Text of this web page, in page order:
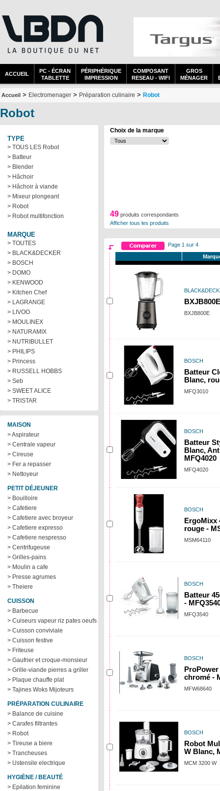
ACCUEIL
PC - ÉCRAN
TABLETTE
PÉRIPHÉRIQUE
IMPRESSION
COMPOSANT
RESEAU - WIFI
GROS
MÉNAGER
Accueil > Electromenager > Préparation culinaire > Robot
Robot
TYPE
> TOUS LES Robot
> Batteur
> Blender
> Hâchoir
> Hâchoir à viande
> Mixeur plongeant
> Robot
> Robot multifonction
MARQUE
> TOUTES
> BLACK&DECKER
> BOSCH
> DOMO
> KENWOOD
> Kitchen Chef
> LAGRANGE
> LIVOO
> MOULINEX
> NATURAMIX
> NUTRIBULLET
> PHILIPS
> Princess
> RUSSELL HOBBS
> Seb
> SWEET ALICE
> TRISTAR
MAISON
> Aspirateur
> Centrale vapeur
> Cireuse
> Fer a repasser
> Nettoyeur
PETIT DÉJEUNER
> Bouilloire
> Cafetiere
> Cafetiere avec broyeur
> Cafetiere expresso
> Cafetiere nespresso
> Centrifugeuse
> Grilles-pains
> Moulin a cafe
> Presse agrumes
> Theiere
CUISSON
> Barbecue
> Cuiseurs vapeur riz pates oeufs
> Cuisson conviviale
> Cuisson festive
> Friteuse
> Gaufrier et croque-monsieur
> Grille-viande pierres a griller
> Plaque chauffe plat
> Tajines Woks Mijoteurs
PRÉPARATION CULINAIRE
> Balance de cuisine
> Carafes filtrantes
> Robot
> Tireuse a biere
> Trancheuses
> Ustensile electrique
HYGIÈNE / BEAUTÉ
> Epilation feminine
Choix de la marque
49 produits correspondants
Afficher tous les produits
Page 1 sur 4
BXJB800E
BXJB800E
BOSCH
Batteur
Blanc,
MFQ3010
BOSCH
Batteur
Blanc,
MFQ4020
MFQ4020
BOSCH
ErgoMixx
rouge -
MSM64110
BOSCH
Batteur
-
MFQ3540
BOSCH
ProPower
chromé -
MFW68640
BOSCH
Robot
W Blanc,
MCM 3200 W